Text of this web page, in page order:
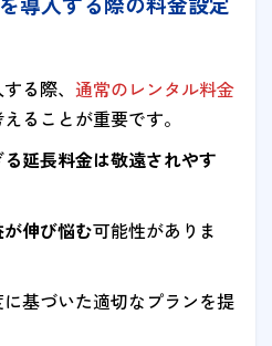
る際、 通常のレンタル料金
ることが重要です。
延長料金は敬遠されやす
伸び悩む可能性がありま
基づいた適切なプランを提